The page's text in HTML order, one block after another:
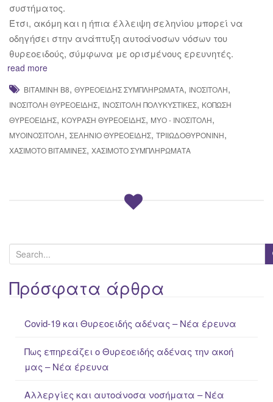
συστήματος.
Έτσι, ακόμη και η ήπια έλλειψη σεληνίου μπορεί να
οδηγήσει στην ανάπτυξη αυτοάνοσων νόσων του
θυρεοειδούς, σύμφωνα με ορισμένους ερευνητές.
read more
ΒΙΤΑΜΊΝΗ Β8, ΘΥΡΕΟΕΙΔΉΣ ΣΥΜΠΛΗΡΏΜΑΤΑ, ΙΝΟΣΙΤΌΛΗ,
ΙΝΟΣΙΤΌΛΗ ΘΥΡΕΟΕΙΔΉΣ, ΙΝΟΣΙΤΌΛΗ ΠΟΛΥΚΥΣΤΙΚΈΣ, ΚΌΠΩΣΗ
ΘΥΡΕΟΕΙΔΉΣ, ΚΟΎΡΑΣΗ ΘΥΡΕΟΕΙΔΉΣ, ΜΎΟ - ΙΝΟΣΙΤΌΛΗ,
ΜΥΟΙΝΟΣΙΤΌΛΗ, ΣΕΛΉΝΙΟ ΘΥΡΕΟΕΙΔΉΣ, ΤΡΙΙΩΔΟΘΥΡΟΝΊΝΗ,
ΧΑΣΙΜΌΤΟ ΒΙΤΑΜΊΝΕΣ, ΧΑΣΙΜΌΤΟ ΣΥΜΠΛΗΡΏΜΑΤΑ
e
a
rΠρόσφατα άρθρα
Covid-19 και Θυρεοειδής αδένας – Νέα έρευνα
Πως επηρεάζει ο Θυρεοειδής αδένας την ακοή
μας – Νέα έρευνα
Αλλεργίες και αυτοάνοσα νοσήματα – Νέα